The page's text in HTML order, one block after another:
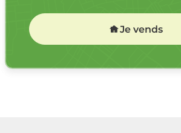
Je vends